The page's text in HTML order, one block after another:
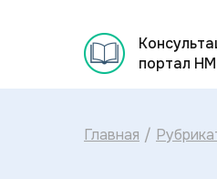
портал
Главная /